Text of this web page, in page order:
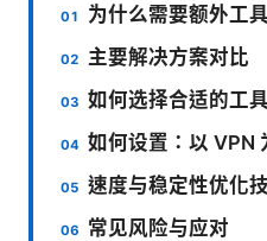
为什么需要额外工具
主要解决方案对比
如何选择合适的工具
如何设置：以 VPN
速度与稳定性优化
常见风险与应对